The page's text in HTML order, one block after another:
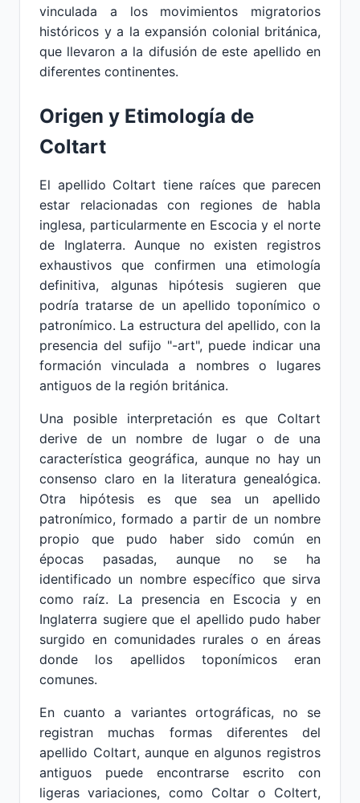
vinculada a los movimientos migratorios
históricos y a la expansión colonial británica,
que llevaron a la difusión de este apellido en
diferentes continentes.
Origen y Etimología de
Coltart
El apellido Coltart tiene raíces que parecen
estar relacionadas con regiones de habla
inglesa, particularmente en Escocia y el norte
de Inglaterra. Aunque no existen registros
exhaustivos que confirmen una etimología
definitiva, algunas hipótesis sugieren que
podría tratarse de un apellido toponímico o
patronímico. La estructura del apellido, con la
presencia del sufijo "-art", puede indicar una
formación vinculada a nombres o lugares
antiguos de la región británica.
Una posible interpretación es que Coltart
derive de un nombre de lugar o de una
característica geográfica, aunque no hay un
consenso claro en la literatura genealógica.
Otra hipótesis es que sea un apellido
patronímico, formado a partir de un nombre
propio que pudo haber sido común en
épocas pasadas, aunque no se ha
identificado un nombre específico que sirva
como raíz. La presencia en Escocia y en
Inglaterra sugiere que el apellido pudo haber
surgido en comunidades rurales o en áreas
donde los apellidos toponímicos eran
comunes.
En cuanto a variantes ortográficas, no se
registran muchas formas diferentes del
apellido Coltart, aunque en algunos registros
antiguos puede encontrarse escrito con
ligeras variaciones, como Coltar o Coltert,